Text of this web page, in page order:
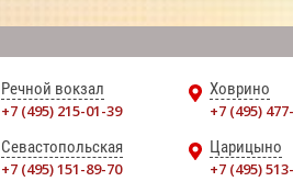
Речной вокзал
+7 (495) 215-01-39
Ховрино
+7 (495)
Севастопольская
+7 (495) 151-89-70
Царицыно
+7 (495)